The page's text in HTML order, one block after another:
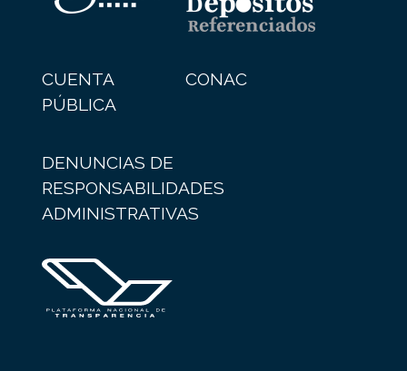
CUENTA
PÚBLICA
CONAC
DENUNCIAS DE
RESPONSABILIDADES
ADMINISTRATIVAS